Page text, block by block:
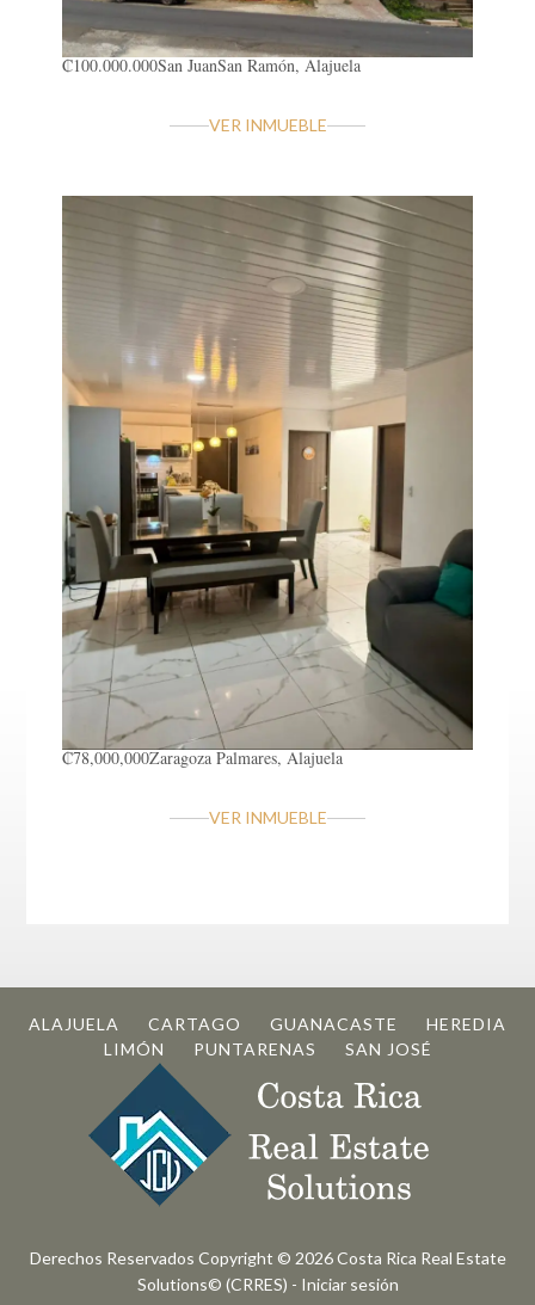
₡100.000.000San JuanSan Ramón, Alajuela
VER INMUEBLE
₡78,000,000ZaragozaPalmares, Alajuela
VER INMUEBLE
ALAJUELA CARTAGO GUANACASTE
HEREDIA
LIMÓN
PUNTARENAS SAN JOSÉ
Derechos Reservados Copyright © 2026Costa Rica Real Estate
Solutions© (CRRES) - Iniciar sesión